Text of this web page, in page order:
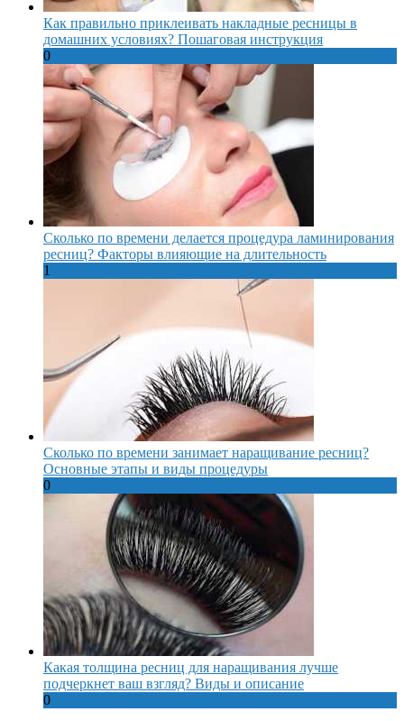
Как правильно приклеивать накладные ресницы в
домашних условиях? Пошаговая инструкция
0
Сколько по времени делается процедура ламинирования
ресниц? Факторы влияющие на длительность
1
Сколько по времени занимает наращивание ресниц?
Основные этапы и виды процедуры
0
Какая толщина ресниц для наращивания лучше
подчеркнет ваш взгляд? Виды и описание
0